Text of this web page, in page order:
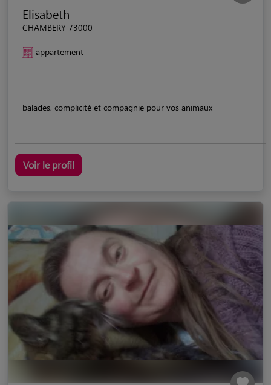
Elisabeth
CHAMBERY 73000
appartement
balades, complicité et compagnie pour vos animaux
Voir le profil